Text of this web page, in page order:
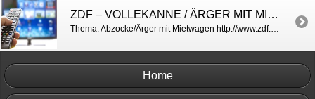
ZDF – VOLLEKANNE / ÄRGER MIT MIETWAGEN
Thema: Abzocke/Ärger mit Mietwagen http://www.zdf.de/volle-kanne/kein-aerger-mit-dem-mietwagen-im-urlaub-32465508.html
Home